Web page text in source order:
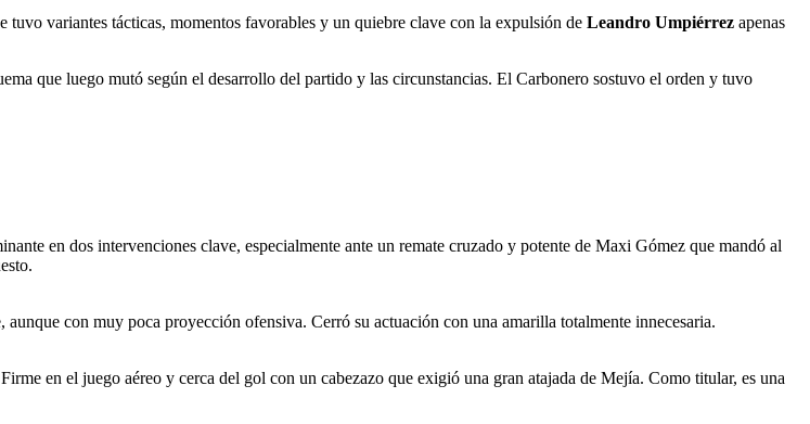
tuvo variantes tácticas, momentos favorables y un quiebre clave con la expulsión de Leandro Umpiérrez apenas
que luego mutó según el desarrollo del partido y las circunstancias. El Carbonero sostuvo el orden y tuvo
en dos intervenciones clave, especialmente ante un remate cruzado y potente de Maxi Gómez que mandó al
con muy poca proyección ofensiva. Cerró su actuación con una amarilla totalmente innecesaria.
en el juego aéreo y cerca del gol con un cabezazo que exigió una gran atajada de Mejía. Como titular, es una